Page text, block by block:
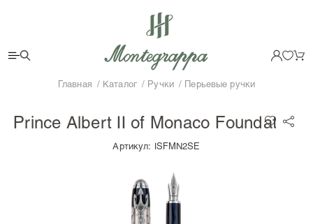
Главная Каталог Ручки Перьевые ручки
Prince Albert II of Monaco Foundation
Артикул: ISFMN2SE